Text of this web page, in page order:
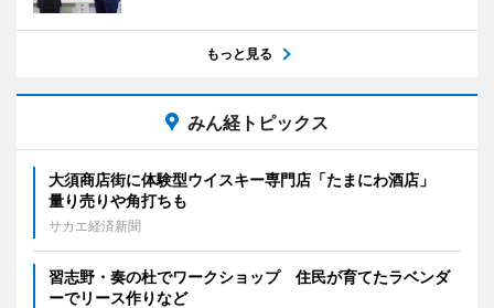
もっと見る
みん経トピックス
大須商店街に体験型ウイスキー専門店「たまにわ酒店」
量り売りや角打ちも
サカエ経済新聞
習志野・奏の杜でワークショップ 住民が育てたラベンダ
ーでリース作りなど